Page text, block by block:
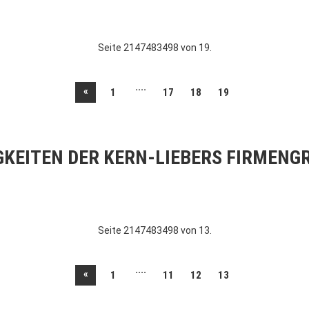
Seite 2147483498 von 19.
« 1 .... 17 18 19
DER KERN-LIEBERS
Seite 2147483498 von 13.
« 1 .... 11 12 13